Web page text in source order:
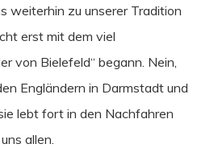
weiterhin zu unserer Tradition
erst mit dem viel
von Bielefeld“ begann. Nein,
Engländern in Darmstadt und
lebt fort in den Nachfahren
allen.